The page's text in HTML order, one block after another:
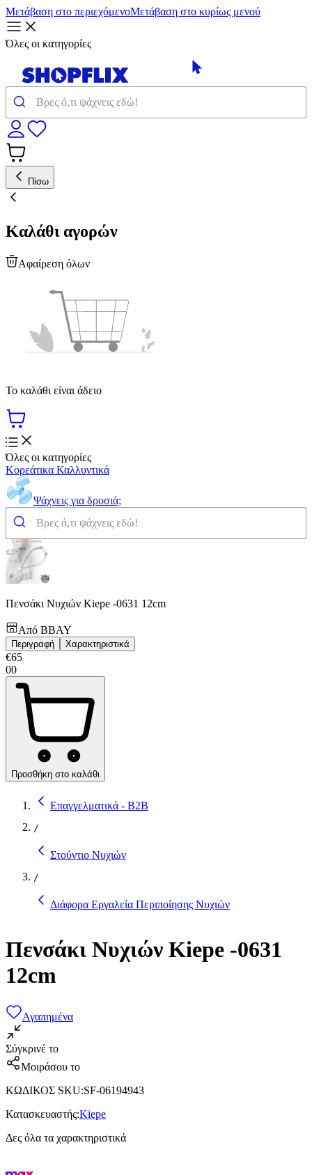
Μετάβαση στο περιεχόμενοΜετάβαση στο κυρίως μενού
Όλες οι κατηγορίες
Πίσω
Καλάθι αγορών
Αφαίρεση όλων
Το καλάθι είναι άδειο
Όλες οι κατηγορίες
Κορεάτικα Καλλυντικά
Ψάχνεις για δροσιά;
Πενσάκι Νυχιών Kiepe -0631 12cm
Από BBAY
Περιγραφή Χαρακτηριστικά
€65
00
Προσθήκη στο καλάθι
Επαγγελματικά - B2B
/
Στούντιο Νυχιών
/
Διάφορα Εργαλεία Περιποίησης Νυχιών
Πενσάκι Νυχιών Kiepe -0631
12cm
Αγαπημένα
Σύγκρινέ το
Μοιράσου το
ΚΩΔΙΚΟΣ SKU:SF-06194943
Κατασκευαστής:Kiepe
Δες όλα τα χαρακτηριστικά